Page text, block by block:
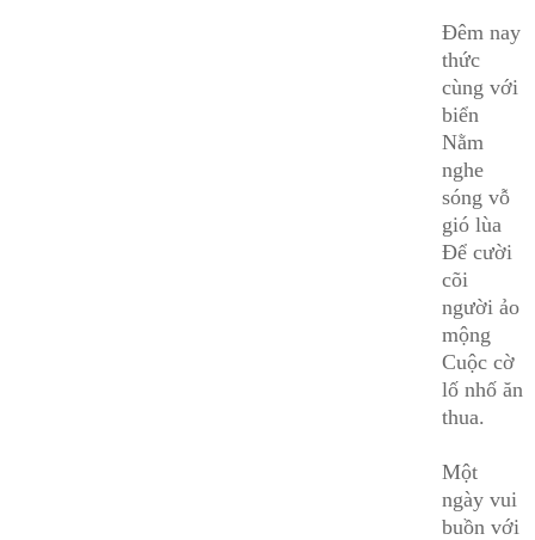
Đêm nay
thức
cùng với
biển
Nằm
nghe
sóng vỗ
gió lùa
Để cười
cõi
người ảo
mộng
Cuộc cờ
lố nhố ăn
thua.
Một
ngày vui
buồn với